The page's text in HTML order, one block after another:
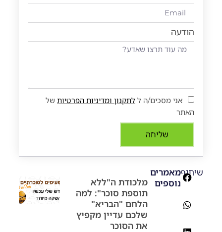
שיתוף:מאמרים
נוספים
מלכודת ה"ללא
תוספת סוכר": למה
הלחם "הבריא"
שלכם עדיין מקפיץ
את הסוכר
הודעה
אני מסכים/ה ל לתקנון ומדיניות הפרטיות של
האתר
שליחה